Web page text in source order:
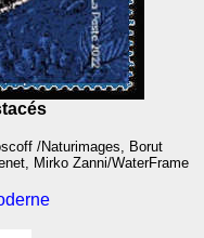
/Naturimages, Borut
Mirko Zanni/WaterFrame